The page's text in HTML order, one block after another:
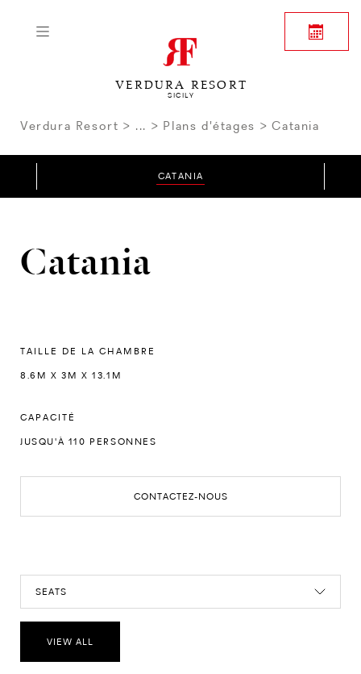
VERDURA RESORT
SICILY
Verdura Resort ... Plans d'étages Catania
CATANIA
Catania
TAILLE DE LA CHAMBRE
8.6M X 3M X 13.1M
CAPACITÉ
JUSQU'À 110 PERSONNES
CONTACTEZ-NOUS
SEATS
VIEW ALL